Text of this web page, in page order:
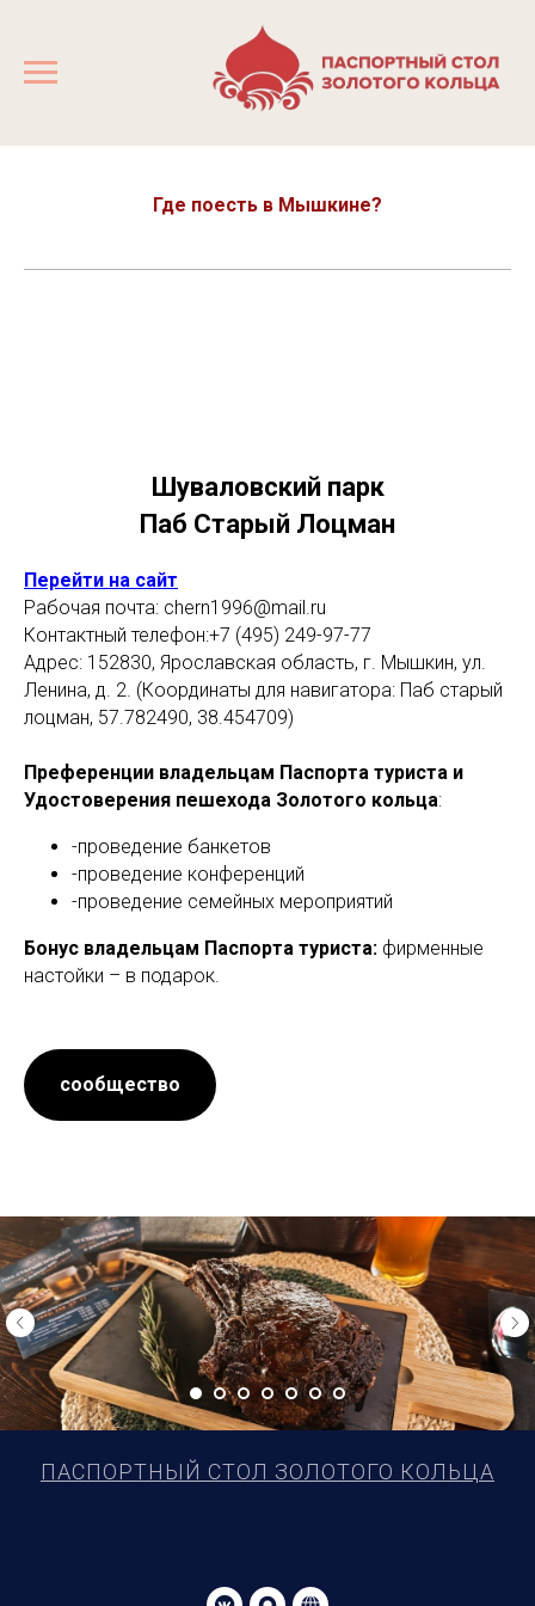
Где поесть в Мышкине?
Шуваловский парк
Паб Старый Лоцман
Перейти на сайт
Рабочая почта: chern1996@mail.ru
Контактный телефон:+7 (495) 249-97-77
Адрес: 152830, Ярославская область, г. Мышкин, ул.
Ленина, д. 2. (Координаты для навигатора: Паб старый
лоцман, 57.782490, 38.454709)
Преференции владельцам Паспорта туриста и
Удостоверения пешехода Золотого кольца:
-проведение банкетов
-проведение конференций
-проведение семейных мероприятий
Бонус владельцам Паспорта туриста: фирменные
настойки – в подарок.
сообщество
ПАСПОРТНЫЙ СТОЛ ЗОЛОТОГО КОЛЬЦА